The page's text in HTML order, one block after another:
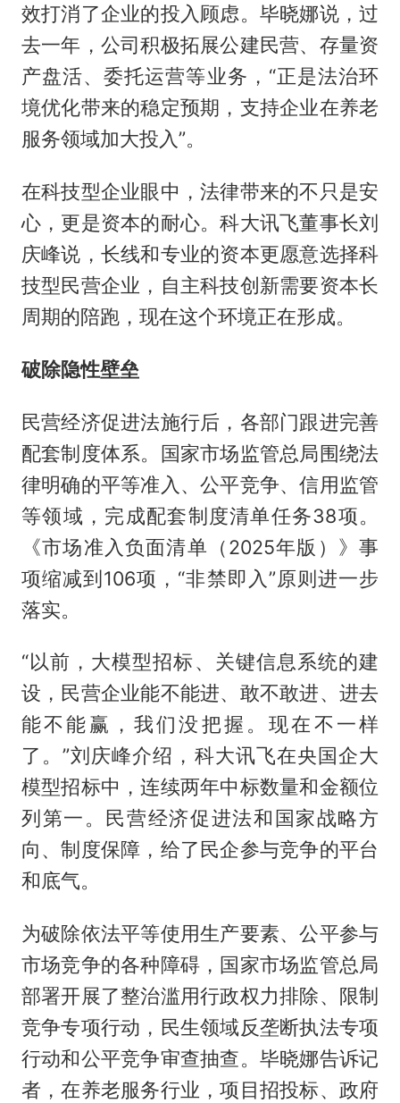
效打消了企业的投入顾虑。毕晓娜说，过
去一年，公司积极拓展公建民营、存量资
产盘活、委托运营等业务，“正是法治环
境优化带来的稳定预期，支持企业在养老
服务领域加大投入”。
在科技型企业眼中，法律带来的不只是安
心，更是资本的耐心。科大讯飞董事长刘
庆峰说，长线和专业的资本更愿意选择科
技型民营企业，自主科技创新需要资本长
周期的陪跑，现在这个环境正在形成。
破除隐性壁垒
民营经济促进法施行后，各部门跟进完善
配套制度体系。国家市场监管总局围绕法
律明确的平等准入、公平竞争、信用监管
等领域，完成配套制度清单任务38项。
《市场准入负面清单（2025年版）》事
项缩减到106项，“非禁即入”原则进一步
落实。
“以前，大模型招标、关键信息系统的建
设，民营企业能不能进、敢不敢进、进去
能不能赢，我们没把握。现在不一样
了。”刘庆峰介绍，科大讯飞在央国企大
模型招标中，连续两年中标数量和金额位
列第一。民营经济促进法和国家战略方
向、制度保障，给了民企参与竞争的平台
和底气。
为破除依法平等使用生产要素、公平参与
市场竞争的各种障碍，国家市场监管总局
部署开展了整治滥用行政权力排除、限制
竞争专项行动，民生领域反垄断执法专项
行动和公平竞争审查抽查。毕晓娜告诉记
者，在养老服务行业，项目招投标、政府